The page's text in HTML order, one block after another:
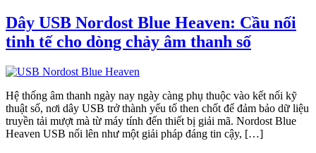
Dây USB Nordost Blue Heaven: Cầu nối
tinh tế cho dòng chảy âm thanh số
Hệ thống âm thanh ngày nay ngày càng phụ thuộc vào kết nối kỹ
thuật số, nơi dây USB trở thành yếu tố then chốt để đảm bảo dữ liệu
truyền tải mượt mà từ máy tính đến thiết bị giải mã. Nordost Blue
Heaven USB nổi lên như một giải pháp đáng tin cậy, […]